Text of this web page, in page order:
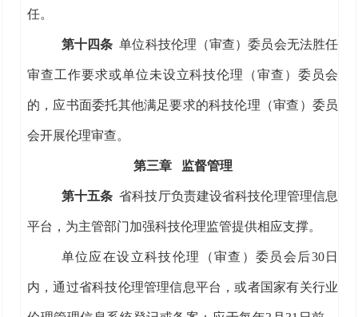
任。
第十四条 单位科技伦理（审查）委员会无法胜任
审查工作要求或单位未设立科技伦理（审查）委员会
的，应书面委托其他满足要求的科技伦理（审查）委员
会开展伦理审查。
第三章 监督管理
第十五条 省科技厅负责建设省科技伦理管理信息
平台，为主管部门加强科技伦理监管提供相应支撑。
单位应在设立科技伦理（审查）委员会后30日
内 ，通过省科技伦理管理信息平台 ，或者国家有关行业